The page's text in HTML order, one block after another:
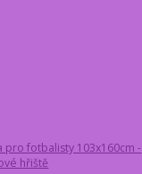
pro fotbalisty 103x160cm -
hřiště